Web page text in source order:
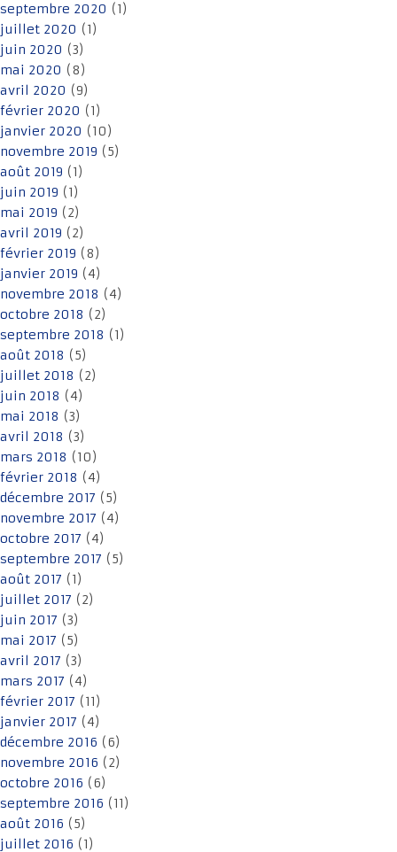
septembre 2020 (1)
juillet 2020 (1)
juin 2020 (3)
mai 2020 (8)
avril 2020 (9)
février 2020 (1)
janvier 2020 (10)
novembre 2019 (5)
août 2019 (1)
juin 2019 (1)
mai 2019 (2)
avril 2019 (2)
février 2019 (8)
janvier 2019 (4)
novembre 2018 (4)
octobre 2018 (2)
septembre 2018 (1)
août 2018 (5)
juillet 2018 (2)
juin 2018 (4)
mai 2018 (3)
avril 2018 (3)
mars 2018 (10)
février 2018 (4)
décembre 2017 (5)
novembre 2017 (4)
octobre 2017 (4)
septembre 2017 (5)
août 2017 (1)
juillet 2017 (2)
juin 2017 (3)
mai 2017 (5)
avril 2017 (3)
mars 2017 (4)
février 2017 (11)
janvier 2017 (4)
décembre 2016 (6)
novembre 2016 (2)
octobre 2016 (6)
septembre 2016 (11)
août 2016 (5)
juillet 2016 (1)